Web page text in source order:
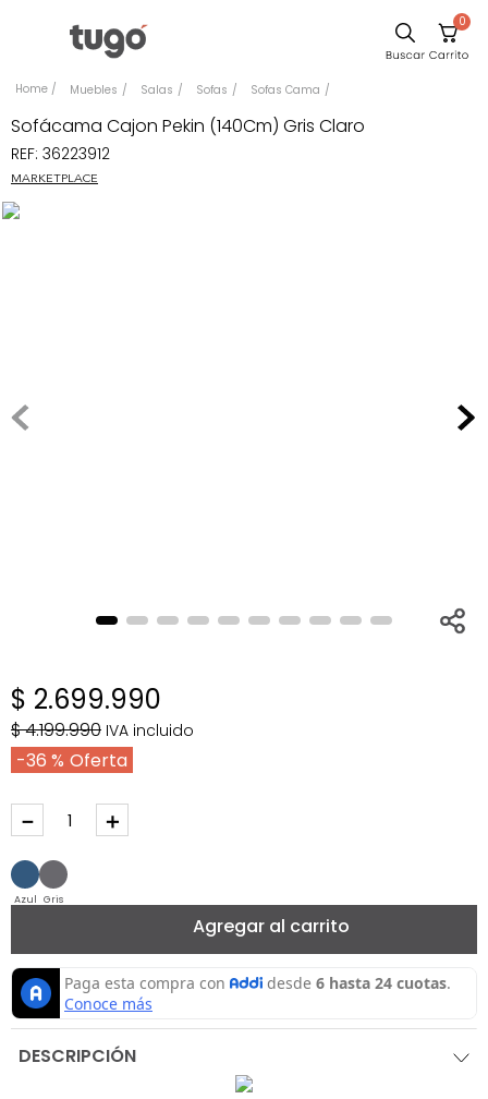
0
Muebles Salas Sofas Sofas Cama
Sofácama Cajon Pekin (140Cm) Gris Claro
REF: 36223912
MARKETPLACE
$ 2.699.990
$4.199.990 IVA incluido
36 %
＋
－
Azul Gris
Agregar al carrito
DESCRIPCIÓN
Comedor
Escritorio